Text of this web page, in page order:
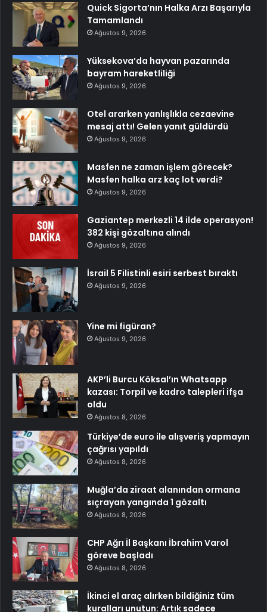
Quick Sigorta’nın Halka Arzı Başarıyla
Tamamlandı
Ağustos 9, 2026
Yüksekova’da hayvan pazarında
bayram hareketliliği
Ağustos 9, 2026
Otel ararken yanlışlıkla cezaevine
mesaj attı! Gelen yanıt güldürdü
Ağustos 9, 2026
Masfen ne zaman işlem görecek?
Masfen halka arz kaç lot verdi?
Ağustos 9, 2026
Gaziantep merkezli 14 ilde operasyon!
382 kişi gözaltına alındı
Ağustos 9, 2026
İsrail 5 Filistinli esiri serbest bıraktı
Ağustos 9, 2026
Yine mi figüran?
Ağustos 9, 2026
AKP’li Burcu Köksal’ın Whatsapp
kazası: Torpil ve kadro talepleri ifşa
oldu
Ağustos 8, 2026
Türkiye’de euro ile alışveriş yapmayın
çağrısı yapıldı
Ağustos 8, 2026
Muğla’da ziraat alanından ormana
sıçrayan yangında 1 gözaltı
Ağustos 8, 2026
CHP Ağrı İl Başkanı İbrahim Varol
göreve başladı
Ağustos 8, 2026
İkinci el araç alırken bildiğiniz tüm
kuralları unutun: Artık sadece